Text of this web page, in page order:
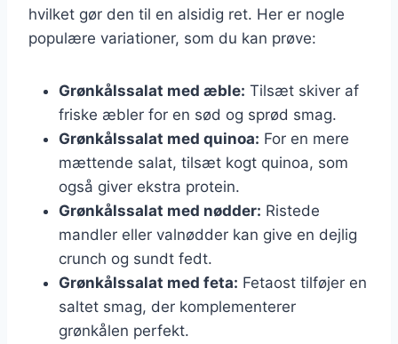
hvilket gør den til en alsidig ret. Her er nogle
populære variationer, som du kan prøve:
Grønkålssalat med æble: Tilsæt skiver af
friske æbler for en sød og sprød smag.
Grønkålssalat med quinoa: For en mere
mættende salat, tilsæt kogt quinoa, som
også giver ekstra protein.
Grønkålssalat med nødder: Ristede
mandler eller valnødder kan give en dejlig
crunch og sundt fedt.
Grønkålssalat med feta: Fetaost tilføjer en
saltet smag, der komplementerer
grønkålen perfekt.